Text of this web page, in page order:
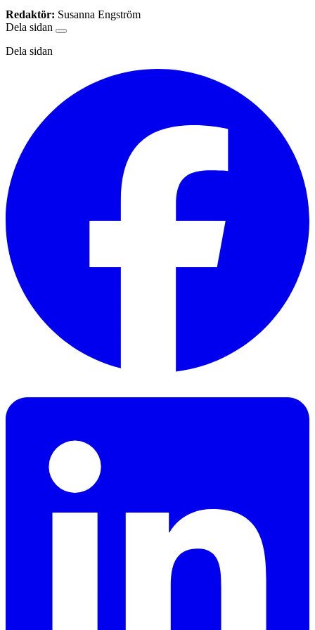
Redaktör: Susanna Engström
Dela sidan
Dela sidan